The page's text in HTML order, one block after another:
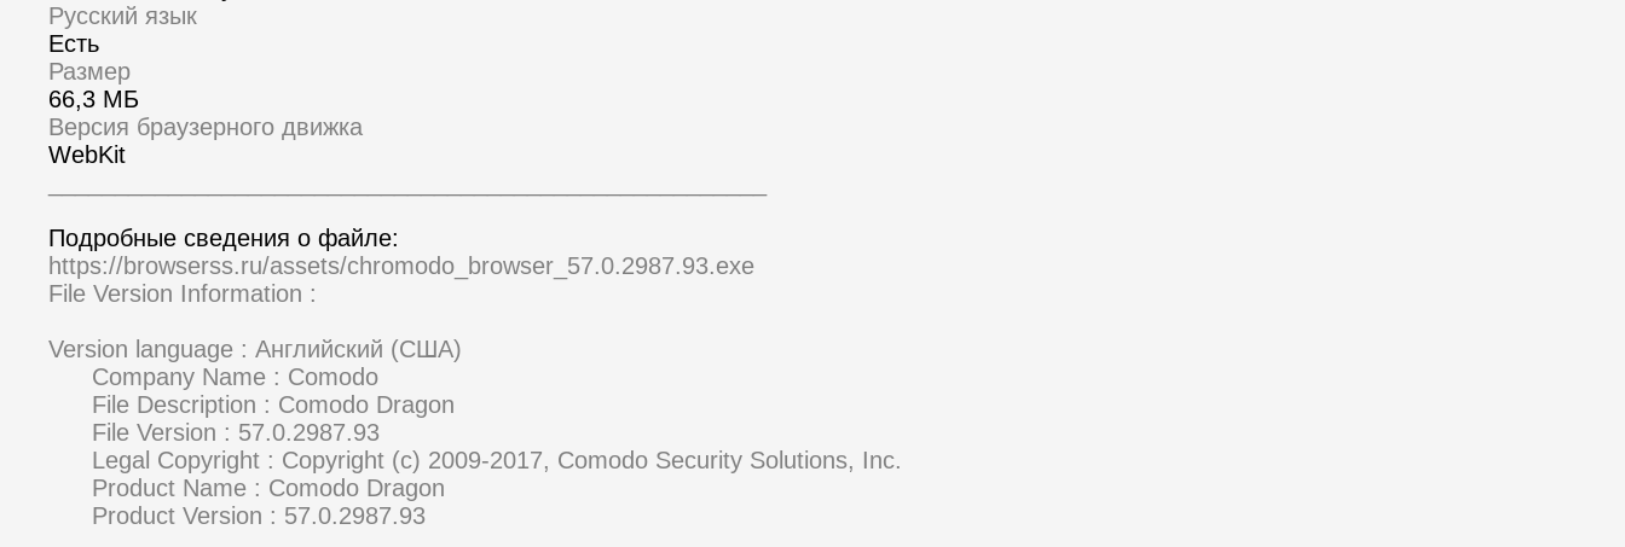
Русский язык
Есть
Размер
66,3 МБ
Версия браузерного движка
WebKit
Подробные сведения о файле:
https://browserss.ru/assets/chromodo_browser_57.0.2987.93.exe
File Version Information :
Version language : Английский (США)
Company Name : Comodo
File Description : Comodo Dragon
File Version : 57.0.2987.93
Legal Copyright : Copyright (c) 2009-2017, Comodo Security Solutions, Inc.
Product Name : Comodo Dragon
Product Version : 57.0.2987.93